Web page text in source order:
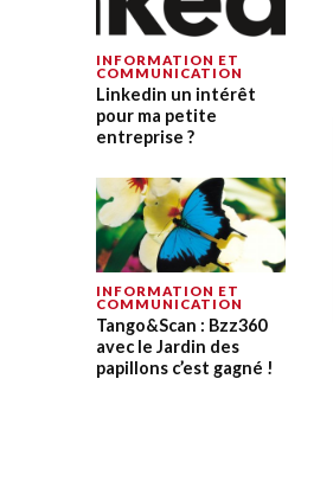
INFORMATION ET
COMMUNICATION
Linkedin un intérêt
pour ma petite
entreprise ?
INFORMATION ET
COMMUNICATION
Tango&Scan : Bzz360
avec le Jardin des
papillons c’est gagné !